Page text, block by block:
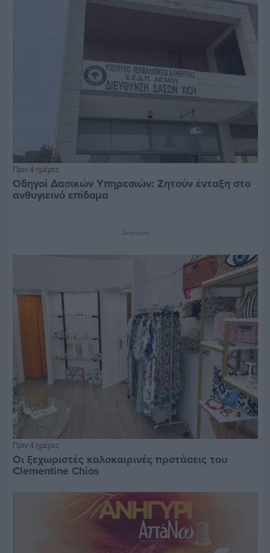
Πριν 4 ημέρες
Οδηγοί Δασικών Υπηρεσιών: Ζητούν ένταξη στο
ανθυγιεινό επίδομα
Διαφήμιση
Πριν 4 ημέρες
Οι ξεχωριστές καλοκαιρινές προτάσεις του
Clementine Chios